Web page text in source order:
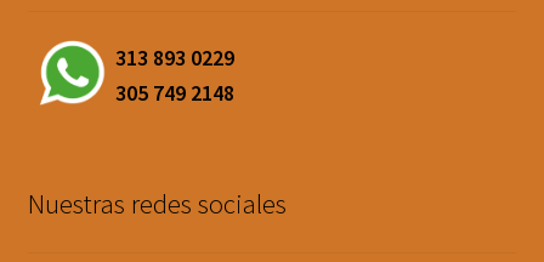
313 893 0229
305 749 2148
Nuestras redes sociales